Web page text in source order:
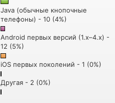
Java (обычные кнопочные
телефоны) - 10 (4%)
Android первых версий (1.x–4.x) -
12 (5%)
iOS первых поколений - 1 (0%)
Другая - 2 (0%)